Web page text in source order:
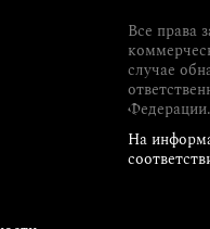
Все права
случае
Федерации.
На